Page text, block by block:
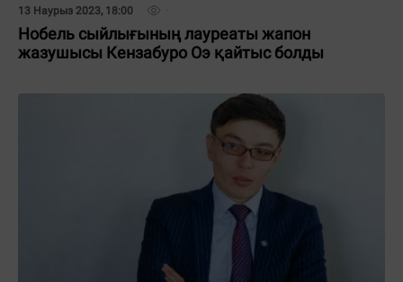
13 Наурыз 2023, 18:00
Нобель сыйлығының лауреаты жапон
жазушысы Кензабуро Оэ қайтыс болды